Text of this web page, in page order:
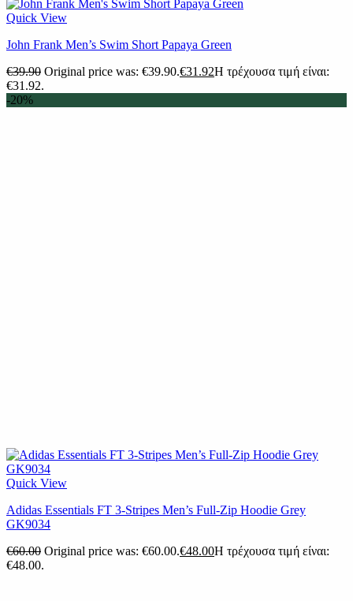
Quick View
John Frank Men’s Swim Short Papaya Green
€39.90 Original price was: €39.90.€31.92Η τρέχουσα τιμή είναι:
€31.92.
-20%
Quick View
Adidas Essentials FT 3-Stripes Men’s Full-Zip Hoodie Grey
GK9034
€60.00 Original price was: €60.00.€48.00Η τρέχουσα τιμή είναι:
€48.00.